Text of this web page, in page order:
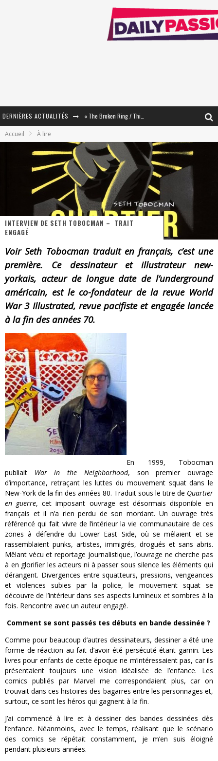
DERNIÈRES ACTUALITÉS
« The Broken Ring / This Mariage Will Fail Anyway » (Tome 2) – Préparer sa vengeance…
« Mon Village Révolté » - Combattre un Projet !
« Le Béton et le Bambou / Propositions pour Mayotte et le Monde. » - Améliorations !
Star Fox
« MOFUSAND / Parler Japonais » – Des Expressions Pratiques !
« Le Vent dand les Saules » - Une Belle Histoire !
« Damn Them All » - Un duo de Choc !
Accueil À lire
INTERVIEW DE SETH TOBOCMAN – TRAIT
ENGAGÉ
Voir Seth Tobocman traduit en français, c’est une
première. Ce dessinateur et illustrateur new-
yorkais, acteur de longue date de l’underground
américain, est le co-fondateur de la revue World
War 3 Illustrated, revue pacifiste et engagée lancée
à la fin des années 70.
En 1999, Tobocman
publiait War in the Neighborhood, son premier ouvrage
d’importance, retraçant les luttes du mouvement squat dans le
New-York de la fin des années 80. Traduit sous le titre de Quartier
en guerre, cet imposant ouvrage est désormais disponible en
français et il n’a rien perdu de son mordant. Un ouvrage très
référencé qui fait vivre de l’intérieur la vie communautaire de ces
zones à défendre du Lower East Side, où se mêlaient et se
rassemblaient punks, artistes, immigrés, drogués et sans abris.
Mêlant vécu et reportage journalistique, l’ouvrage ne cherche pas
à en glorifier les acteurs ni à passer sous silence les éléments qui
dérangent. Divergences entre squatteurs, pressions, vengeances
et violences subies par la police, le mouvement squat se
découvre de l’intérieur dans ses aspects lumineux et sombres à la
fois. Rencontre avec un auteur engagé.
Comment se sont passés tes débuts en bande dessinée ?
Comme pour beaucoup d’autres dessinateurs, dessiner a été une
forme de réaction au fait d’avoir été persécuté étant gamin. Les
livres pour enfants de cette époque ne m’intéressaient pas, car ils
présentaient toujours une vision idéalisée de l’enfance. Les
comics publiés par Marvel me correspondaient plus, car on
trouvait dans ces histoires des bagarres entre les personnages et,
surtout, ce sont les héros qui gagnent à la fin.
J’ai commencé à lire et à dessiner des bandes dessinées dès
l’enfance. Néanmoins, avec le temps, réalisant que le scénario
des comics se répétait constamment, je m’en suis éloigné
pendant plusieurs années.